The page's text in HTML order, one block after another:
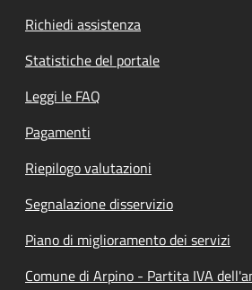
Richiedi assistenza
Statistiche del portale
Leggi le FAQ
Pagamenti
Riepilogo valutazioni
Segnalazione disservizio
Piano di miglioramento dei servizi
Comune di Arpino - Partita IVA